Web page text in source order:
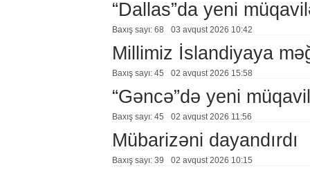
“Dallas”da yeni
Baxış sayı: 68 03 avqust 2026 10:42
Millimiz İslandiyaya
Baxış sayı: 45 02 avqust 2026 15:58
“Gəncə”də yeni
Baxış sayı: 45 02 avqust 2026 11:56
Mübarizəni dayandırdı
Baxış sayı: 39 02 avqust 2026 10:15